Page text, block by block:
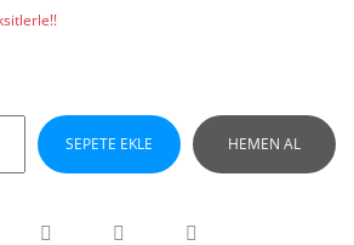
SEPETE EKLE HEMEN AL